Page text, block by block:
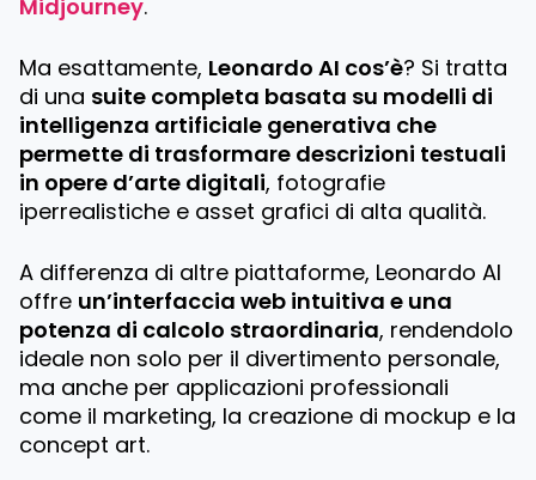
Midjourney.
Ma esattamente, Leonardo AI cos’è? Si tratta
di una suite completa basata su modelli di
intelligenza artificiale generativa che
permette di trasformare descrizioni testuali
in opere d’arte digitali, fotografie
iperrealistiche e asset grafici di alta qualità.
A differenza di altre piattaforme, Leonardo AI
offre un’interfaccia web intuitiva e una
potenza di calcolo straordinaria, rendendolo
ideale non solo per il divertimento personale,
ma anche per applicazioni professionali
come il marketing, la creazione di mockup e la
concept art.